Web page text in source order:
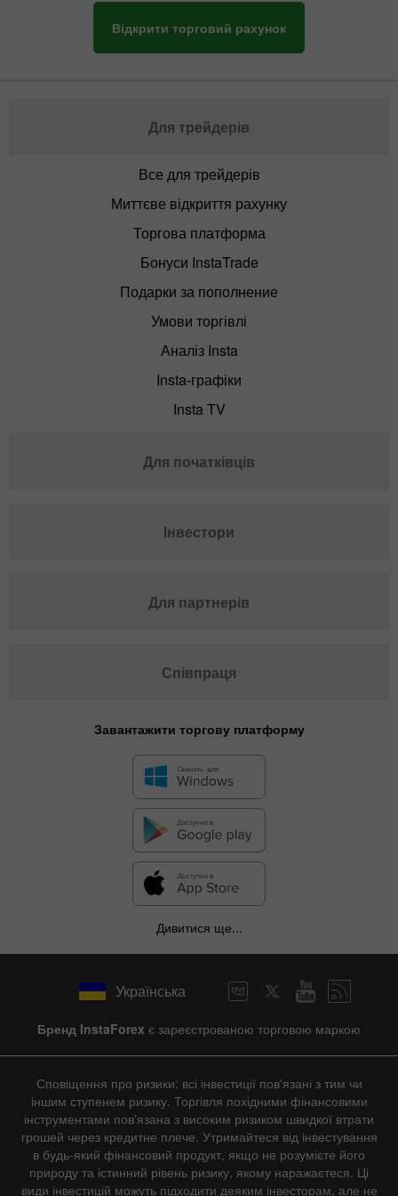
Відкрити торговий рахунок
Для трейдерів
Все для трейдерів
Миттєве відкриття рахунку
Торгова платформа
Бонуси InstaTrade
Подарки за пополнение
Умови торгівлі
Аналіз Insta
Insta-графіки
Insta TV
Для початківців
Інвестори
Для партнерів
Співпраця
Завантажити торгову платформу
Дивитися ще...
Українська
Бренд InstaForex є зареєстрованою торговою маркою
Сповіщення про ризики: всі інвестиції пов'язані з тим чи
іншим ступенем ризику. Торгівля похідними фінансовими
інструментами пов'язана з високим ризиком швидкої втрати
грошей через кредитне плече. Утримайтеся від інвестування
в будь-який фінансовий продукт, якщо не розумієте його
природу та істинний рівень ризику, якому наражаєтеся. Ці
види інвестицій можуть підходити деяким інвесторам, але не